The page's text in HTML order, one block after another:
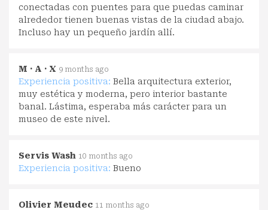
conectadas con puentes para que puedas caminar
alrededor tienen buenas vistas de la ciudad abajo.
Incluso hay un pequeño jardín allí.
M · A · X 9 months ago
Experiencia positiva: Bella arquitectura exterior,
muy estética y moderna, pero interior bastante
banal. Lástima, esperaba más carácter para un
museo de este nivel.
Servis Wash 10 months ago
Experiencia positiva: Bueno
Olivier Meudec 11 months ago